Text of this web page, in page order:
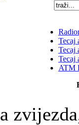
Tecaj
Tecaj
Tecaj
ATM